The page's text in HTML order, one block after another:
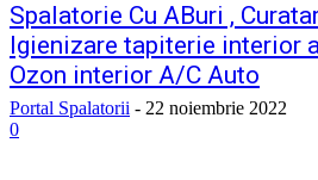
Spalatorie Cu ABuri ,
Igienizare tapiterie interior
Ozon interior A/C Auto
Portal Spalatorii - 22 noiembrie 2022
0